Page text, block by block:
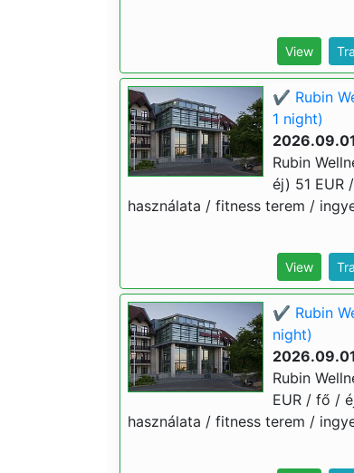
View
✔️ Rubin
1 night)
Rubin
éj) 51
használata / fitness terem /
View
✔️ Rubin
night)
Rubin
EUR / fő /
használata / fitness terem /